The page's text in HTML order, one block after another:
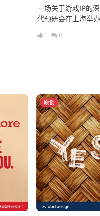
一场关于游戏IP的
代预研会在上海举办
1 0
原创